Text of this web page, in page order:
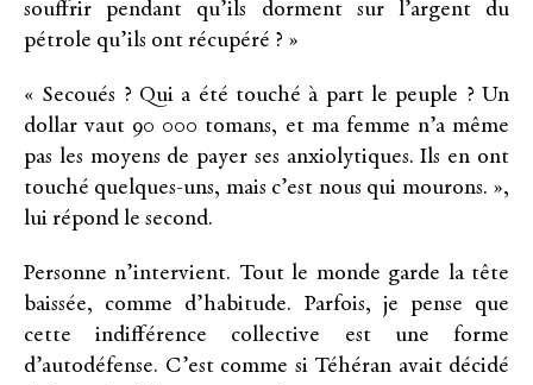
souffrir pendant qu’ils dorment sur l’argent du
pétrole qu’ils ont récupéré ? »
« Secoués ? Qui a été touché à part le peuple ? Un
dollar vaut 90 000 tomans, et ma femme n’a même
pas les moyens de payer ses anxiolytiques. Ils en ont
touché quelques-uns, mais c’est nous qui mourons. »,
lui répond le second.
Personne n’intervient. Tout le monde garde la tête
baissée, comme d’habitude. Parfois, je pense que
cette indifférence collective est une forme
d’autodéfense. C’est comme si Téhéran avait décidé